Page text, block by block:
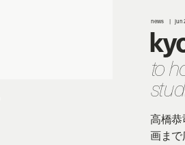
news jun
to
高橋
画ま